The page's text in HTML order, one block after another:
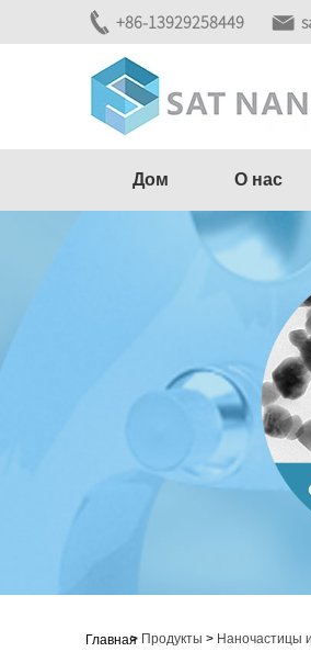
+86-13929258449
Дом О нас
Главная
> Продукты > Наночастицы